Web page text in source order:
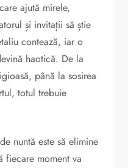
ajută mirele,
și invitații să știe
contează, iar o
haotică. De la
până la sosirea
totul trebuie
nuntă este să elimine
fiecare moment va